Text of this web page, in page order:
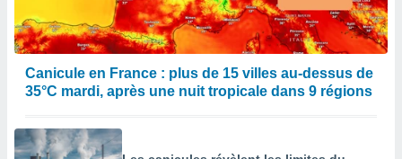
Canicule en France : plus de 15 villes au-dessus de
35°C mardi, après une nuit tropicale dans 9 régions